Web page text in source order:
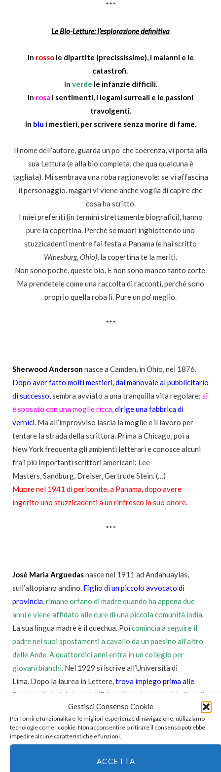
Gestisci Consenso Cookie
Per fornire funzionalità e le migliori esperienze di navigazione, utilizziamo
tecnologie come i cookie. Non acconsentire o ritirare il consenso potrebbe
impedire alcune caratteristiche e funzioni.
ACCETTA
***
Le Bio-Letture: l’esplorazione definitiva
In rosso le dipartite (precississime), i malanni e le
catastrofi.
In verde le infanzie difficili.
In rosa i sentimenti, i legami surreali e le passioni
travolgenti.
In blu i mestieri, per scrivere senza morire di fame.
Il nome dell’autore, guarda un po’ che coerenza, vi porta alla
sua Lettura (e alla bio completa, che qua qualcuna è
tagliata). Mi sembrava una roba ragionevole: se vi affascina
il personaggio, magari vi viene anche voglia di capire che
cosa ha scritto.
I miei preferiti (in termini strettamente biografici), hanno
pure la copertina. Perché se muori inghiottendo uno
stuzzicadenti mentre fai festa a Panama (e hai scritto
Winesburg, Ohio), la copertina te la meriti.
Non sono poche, queste bio. E non sono manco tanto corte.
Ma prendetele come una raccolta di racconti, perché sono
proprio quella roba lì. Pure un po’ meglio.
***
Sherwood Anderson nasce a Camden, in Ohio, nel 1876.
Dopo aver fatto molti mestieri, dal manovale al pubblicitario
di successo, sembra avviato a una tranquilla vita regolare: si
è sposato con una moglie ricca,dirige una fabbrica di
vernici. Ma all’improvviso lascia la moglie e il lavoro per
tentare la strada della scrittura. Prima a Chicago, poi a
New York frequenta gli ambienti letterari e conosce alcuni
fra i più importanti scrittori americani: Lee
Masters, Sandburg, Dreiser, Gertrude Stein. (…)
Muore nel 1941 di peritonite, a Panama, dopo avere
ingerito uno stuzzicadenti a un rinfresco in suo onore.
***
José Marìa Arguedasnasce nel 1911 ad Andahuaylas,
sull’altopiano andino. Figlio di un piccolo avvocato di
provincia,rimane orfano di madre quando ha appena due
anni e viene affidato alle cure di una piccola comunità india.
La sua lingua madre è il quechua. Poi comincia a seguire il
padre nei suoi spostamenti a cavallo da un paesino all’altro
delle Ande. A quattordici anni entra in un collegio per
giovani bianchi. Nel 1929 si iscrive all’Università di
Lima. Dopo la laurea in Lettere,trova impiego prima alle
Poste, poi al ministero dell’Educazione
. Intanto si dedica alla
scrittura e agli studi:nel 1957 ottiene la
cattedra universitaria di etnologia.
Soffre di ricorrenti crisi nervose e nel 1966 tenta per la
anni dopo sparandosi un colpo di rivoltella alla tempia.